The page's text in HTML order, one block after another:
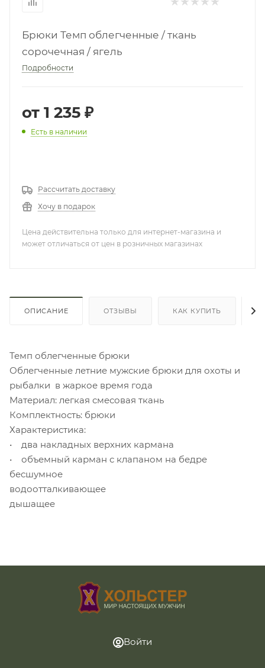
Брюки Темп облегченные / ткань
сорочечная / ягель
Подробности
от 1 235 ₽
Есть в наличии
Рассчитать доставку
Хочу в подарок
Цена действительна только для интернет-магазина и
может отличаться от цен в розничных магазинах
ОПИСАНИЕ ОТЗЫВЫ КАК КУПИТЬ
Темп облегченные брюки
Облегченные летние мужские брюки для охоты и
рыбалки в жаркое время года
Материал: легкая смесовая ткань
Комплектность: брюки
Характеристика:
• два накладных верхних кармана
• объемный карман с клапаном на бедре
бесшумное
водоотталкивающее
дышащее
Войти